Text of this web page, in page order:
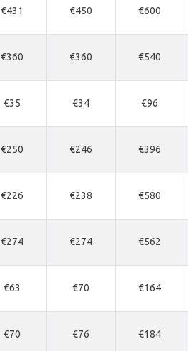
€431 €450 €600
€360 €360 €540
€35 €34 €96
€250 €246 €396
€226 €238 €580
€274 €274 €562
€63 €70 €164
€70 €76 €184